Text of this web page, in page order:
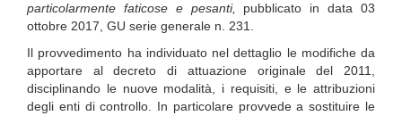
particolarmente faticose e pesanti,
pubblicato in data 03
ottobre 2017, GU serie generale n. 231.
Il provvedimento ha individuato nel dettaglio le modifiche da
apportare al decreto di attuazione originale del 2011,
disciplinando le nuove modalità, i requisiti, e le attribuzioni
degli enti di controllo. In particolare provvede a sostituire le